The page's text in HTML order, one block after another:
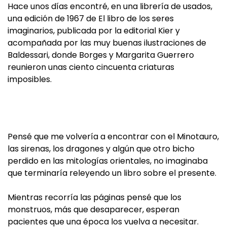
Hace unos días encontré, en una librería de usados,
una edición de 1967 de El libro de los seres
imaginarios, publicada por la editorial Kier y
acompañada por las muy buenas ilustraciones de
Baldessari, donde Borges y Margarita Guerrero
reunieron unas ciento cincuenta criaturas
imposibles.
Pensé que me volvería a encontrar con el Minotauro,
las sirenas, los dragones y algún que otro bicho
perdido en las mitologías orientales, no imaginaba
que terminaría releyendo un libro sobre el presente.
Mientras recorría las páginas pensé que los
monstruos, más que desaparecer, esperan
pacientes que una época los vuelva a necesitar.